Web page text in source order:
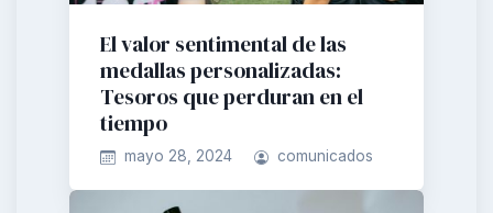
El valor sentimental de las
medallas personalizadas:
Tesoros que perduran en el
tiempo
mayo 28, 2024 comunicados